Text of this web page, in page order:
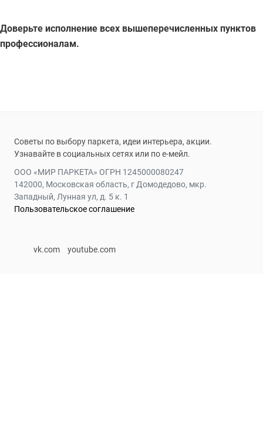
Доверьте исполнение всех вышеперечисленных пунктов
профессионалам.
Советы по выбору паркета, идеи интерьера, акции.
Узнавайте в социальных сетях или по е-мейл.
ООО «МИР ПАРКЕТА» ОГРН 1245000080247
142000, Московская область, г Домодедово, мкр.
Западный, Лунная ул, д. 5 к. 1
Пользовательское соглашение
vk.com youtube.com